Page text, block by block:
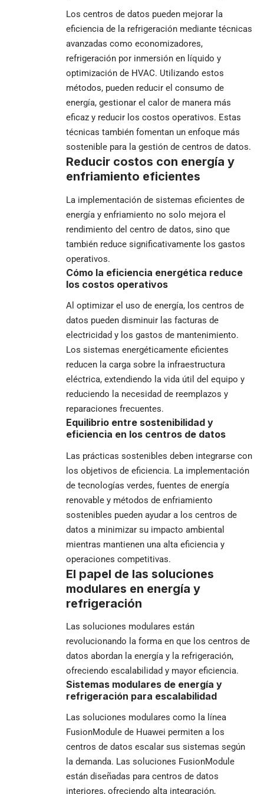
Los centros de datos pueden mejorar la
eficiencia de la refrigeración mediante técnicas
avanzadas como economizadores,
refrigeración por inmersión en líquido y
optimización de HVAC. Utilizando estos
métodos, pueden reducir el consumo de
energía, gestionar el calor de manera más
eficaz y reducir los costos operativos. Estas
técnicas también fomentan un enfoque más
sostenible para la gestión de centros de datos.
Reducir costos con energía y
enfriamiento eficientes
La implementación de sistemas eficientes de
energía y enfriamiento no solo mejora el
rendimiento del centro de datos, sino que
también reduce significativamente los gastos
operativos.
Cómo la eficiencia energética reduce
los costos operativos
Al optimizar el uso de energía, los centros de
datos pueden disminuir las facturas de
electricidad y los gastos de mantenimiento.
Los sistemas energéticamente eficientes
reducen la carga sobre la infraestructura
eléctrica, extendiendo la vida útil del equipo y
reduciendo la necesidad de reemplazos y
reparaciones frecuentes.
Equilibrio entre sostenibilidad y
eficiencia en los centros de datos
Las prácticas sostenibles deben integrarse con
los objetivos de eficiencia. La implementación
de tecnologías verdes, fuentes de energía
renovable y métodos de enfriamiento
sostenibles pueden ayudar a los centros de
datos a minimizar su impacto ambiental
mientras mantienen una alta eficiencia y
operaciones competitivas.
El papel de las soluciones
modulares en energía y
refrigeración
Las soluciones modulares están
revolucionando la forma en que los centros de
datos abordan la energía y la refrigeración,
ofreciendo escalabilidad y mayor eficiencia.
Sistemas modulares de energía y
refrigeración para escalabilidad
Las soluciones modulares como la línea
FusionModule de Huawei permiten a los
centros de datos escalar sus sistemas según
la demanda. Las soluciones FusionModule
están diseñadas para centros de datos
interiores, ofreciendo alta integración,